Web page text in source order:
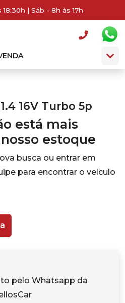
| Sáb - 8h às 17h
16V Turbo 5p
está mais
estoque
busca ou entrar em
para encontrar o veículo
pelo Whatsapp da